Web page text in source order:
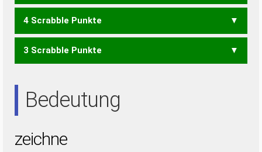
ZEN EHEN
4 Scrabble Punkte
EHE HEI HIE HIN IHN
3 Scrabble Punkte
Bedeutung
zeichne